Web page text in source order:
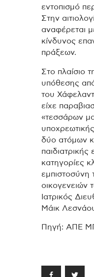
εντοπισμό
Στην
αναφέρεται
κίνδυνος
πράξεων.
Στο πλαίσιο
υπόθεσης
του
είχε
«τεσσάρων
δύο ατόμων
παιδιατρικής
κατηγορίες
εμπιστοσύνη
οικογενειών
Ιατρικός
Μάικ
Πηγή: ΑΠΕ